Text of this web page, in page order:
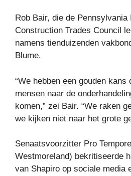
Rob Bair, die de Pennsylvania
Construction Trades Council
namens tienduizenden
Blume.
“We hebben een gouden
mensen naar de
komen,” zei Bair. “We raken
we kijken niet naar het grote
Senaatsvoorzitter Pro
Westmoreland) bekritiseerde
van Shapiro op sociale media